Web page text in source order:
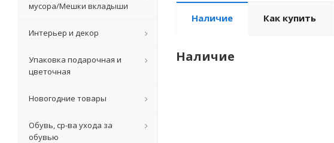
Наличие Как купить
Наличие
мусора/Мешки вкладыши
Интерьер и декор
Упаковка подарочная и
цветочная
Новогодние товары
Обувь, ср-ва ухода за
обувью